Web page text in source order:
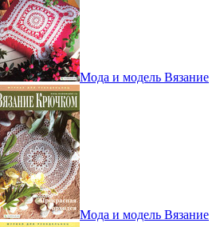
Мода и модель Вязание
Мода и модель Вязание